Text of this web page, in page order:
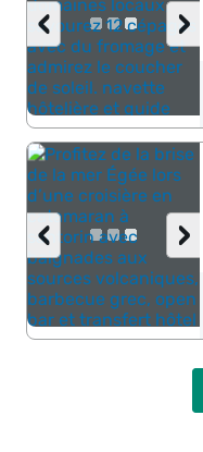
›
‹
›
‹